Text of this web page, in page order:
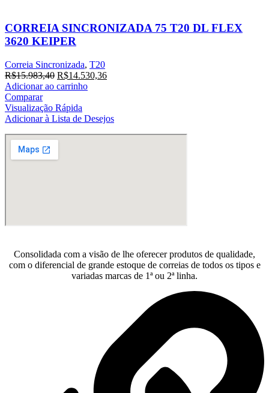
CORREIA SINCRONIZADA 75 T20 DL FLEX
3620 KEIPER
Correia Sincronizada, T20
R$15.983,40 O
preço
era:
R$15.983,40.
R$14.530,36O
R$14.530,36.
Adicionar ao carrinho
Comparar
Visualização Rápida
Adicionar à Lista de Desejos
Consolidada com a visão de lhe oferecer produtos de qualidade,
com o diferencial de grande estoque de correias de todos os tipos e
variadas marcas de 1ª ou 2ª linha.